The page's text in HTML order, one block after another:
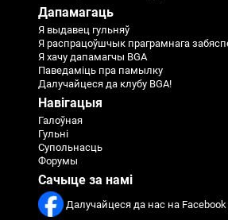
Дапамагаць
Я выдавец гульняў
Я распрацоўшчык праграмнага
Я хачу дапамагчы BGA
Паведаміць пра памылку
Далучайцеся да клубу BGA!
Навігацыя
Галоўная
Гульні
Супольнасць
Форумы
Сачыце за намі
Далучайцеся да нас на Facebook